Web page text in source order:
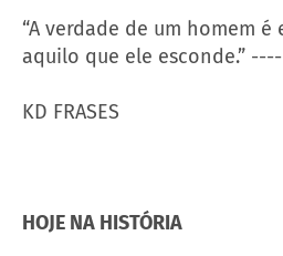
“A verdade de um homem
aquilo que ele esconde.”
KD FRASES
HOJE NA HISTÓRIA